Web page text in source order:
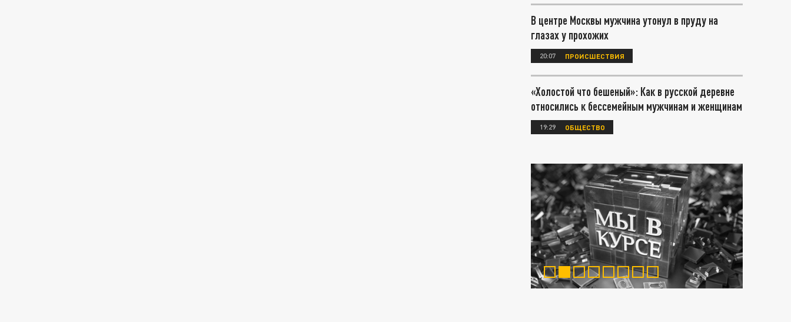
В центре Москвы мужчина утонул в пруду на
глазах у прохожих
20:07 ПРОИСШЕСТВИЯ
«Холостой что бешеный»: Как в русской деревне
относились к бессемейным мужчинам и женщинам
19:29 ОБЩЕСТВО